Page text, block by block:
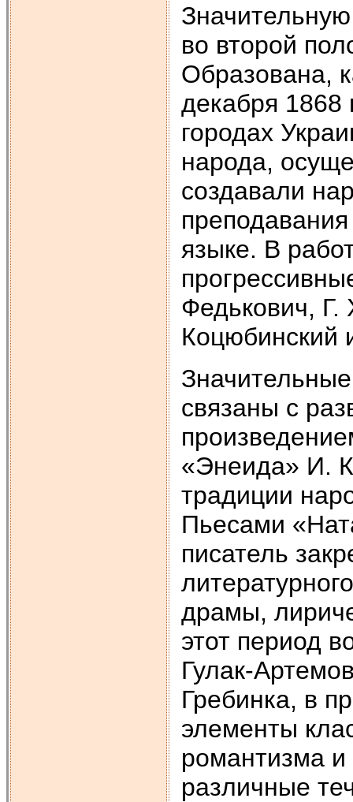
во второй
Образована,
декабря
городах
народа,
создавали
языке. В
Федькович, Г.
Коцюбинский
связаны с
«Энеида» И.
традиции
Пьесами
писатель
драмы,
этот период
Гулак-
Гребинка, в
элементы
романтизма и
различные